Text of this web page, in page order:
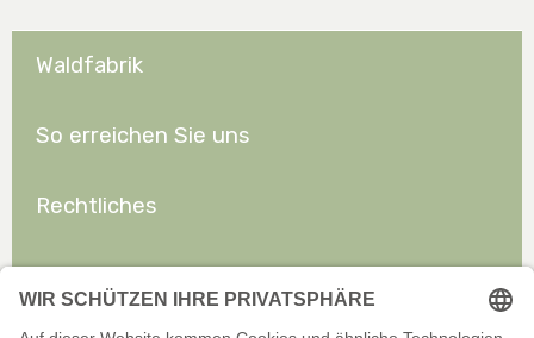
Waldfabrik
So erreichen Sie uns
Rechtliches